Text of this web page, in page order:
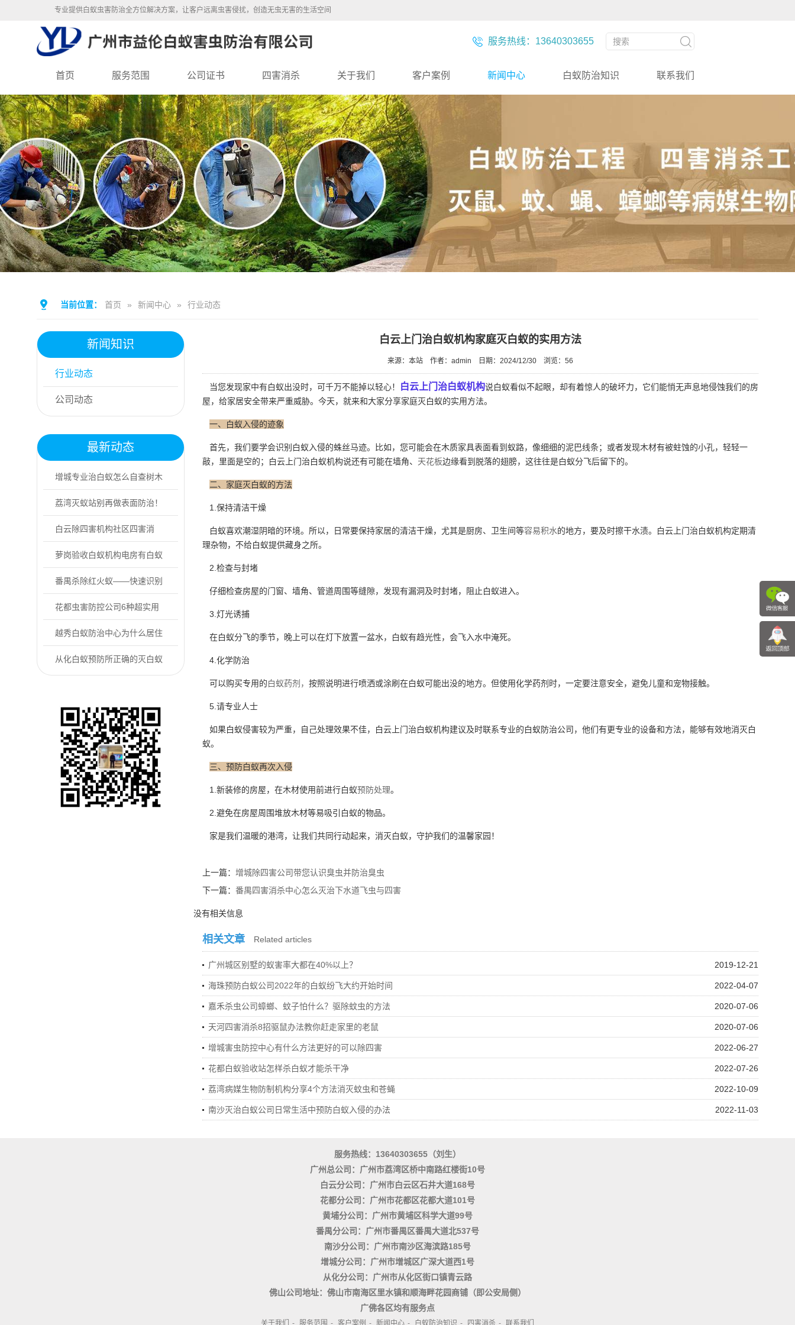
专业提供白蚁虫害防治全方位解决方案，让客户远离虫害侵扰，创造无虫无害的生活空间
服务热线：13640303655
首页 服务范围 公司证书 四害消杀 关于我们 客户案例 新闻中心 白蚁防治知识 联系我们
当前位置： 首页 » 新闻中心 » 行业动态
新闻知识
行业动态
公司动态
最新动态
增城专业治白蚁怎么自查树木
白蚁受害迹象
荔湾灭蚁站别再做表面防治！
专业灭蚁找益伦
白云除四害机构社区四害消
杀，分4步实操！
萝岗验收白蚁机构电房有白蚁
危害怎么办
番禺杀除红火蚁——快速识别
防控户外常见的...
花都虫害防控公司6种超实用
的“老鼠怕”用...
越秀白蚁防治中心为什么居住
的房屋里会有白...
从化白蚁预防所正确的灭白蚁
白云上门治白蚁机构家庭灭白蚁的实用方法
来源：本站 作者：admin 日期：2024/12/30 浏览： 56
当您发现家中有白蚁出没时，可千万不能掉以轻心！ 白云上门治白蚁机构说白蚁看似不起眼，却有着惊人的破坏力，它们能悄无声息地侵蚀我们的房
屋，给家居安全带来严重威胁。今天，就来和大家分享家庭灭白蚁的实用方法。
一、白蚁入侵的迹象
首先，我们要学会识别白蚁入侵的蛛丝马迹。比如，您可能会在木质家具表面看到蚁路，像细细的泥巴线条；或者发现木材有被蛀蚀的小孔，轻轻一
敲，里面是空的；白云上门治白蚁机构说还有可能在墙角、 天花板边缘看到脱落的翅膀，这往往是白蚁分飞后留下的。
二、家庭灭白蚁的方法
1.保持清洁干燥
白蚁喜欢潮湿阴暗的环境。所以，日常要保持家居的清洁干燥，尤其是厨房、卫生间等容易积水的地方，要及时擦干水渍。白云上门治白蚁机构定期清
理杂物，不给白蚁提供藏身之所。
2.检查与封堵
仔细检查房屋的门窗、墙角、管道周围等缝隙，发现有漏洞及时封堵，阻止白蚁进入。
3.灯光诱捕
在白蚁分飞的季节，晚上可以在灯下放置一盆水，白蚁有趋光性，会飞入水中淹死。
4.化学防治
可以购买专用的白蚁药剂， 按照说明进行喷洒或涂刷在白蚁可能出没的地方。但使用化学药剂时，一定要注意安全，避免儿童和宠物接触。
5.请专业人士
如果白蚁侵害较为严重，自己处理效果不佳，白云上门治白蚁机构建议及时联系专业的白蚁防治公司，他们有更专业的设备和方法，能够有效地消灭白
蚁。
三、预防白蚁再次入侵
1.新装修的房屋，在木材使用前进行白蚁预防处理。
2.避免在房屋周围堆放木材等易吸引白蚁的物品。
家是我们温暖的港湾，让我们共同行动起来，消灭白蚁，守护我们的温馨家园！
上一篇： 增城除四害公司带您认识臭虫并防治臭虫
下一篇： 番禺四害消杀中心怎么灭治下水道飞虫与四害
没有相关信息
相关文章 Related articles
2019-12-21
广州城区别墅的蚁害率大都在40%以上？
2022-04-07
海珠预防白蚁公司2022年的白蚁纷飞大约开始时间
2020-07-06
嘉禾杀虫公司蟑螂、蚊子怕什么？驱除蚊虫的方法
2020-07-06
天河四害消杀8招驱鼠办法教你赶走家里的老鼠
2022-06-27
增城害虫防控中心有什么方法更好的可以除四害
2022-07-26
花都白蚁验收站怎样杀白蚁才能杀干净
2022-10-09
荔湾病媒生物防制机构分享4个方法消灭蚊虫和苍蝇
2022-11-03
南沙灭治白蚁公司日常生活中预防白蚁入侵的办法
服务热线：13640303655（刘生）
广州总公司：广州市荔湾区桥中南路红楼街10号
白云分公司：广州市白云区石井大道168号
花都分公司：广州市花都区花都大道101号
黄埔分公司：广州市黄埔区科学大道99号
番禺分公司：广州市番禺区番禺大道北537号
南沙分公司：广州市南沙区海滨路185号
增城分公司：广州市增城区广深大道西1号
从化分公司：广州市从化区街口镇青云路
佛山公司地址：佛山市南海区里水镇和顺海畔花园商铺（即公安局侧）
广佛各区均有服务点
关于我们 - 服务范围 - 客户案例 - 新闻中心 - 白蚁防治知识 - 四害消杀 - 联系我们